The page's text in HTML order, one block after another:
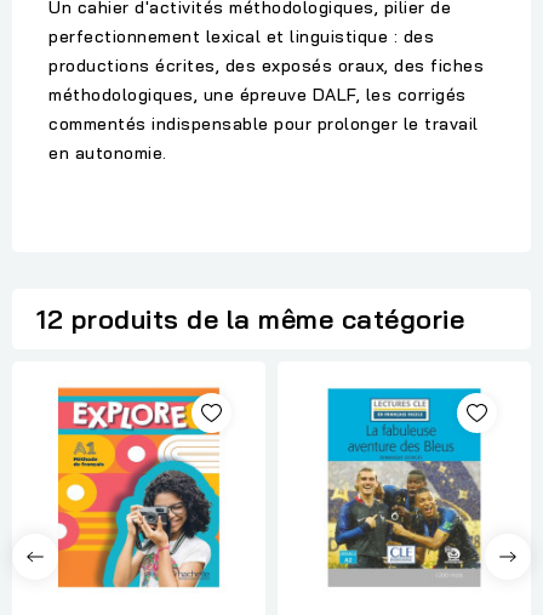
Un cahier d'activités méthodologiques, pilier de
perfectionnement lexical et linguistique : des
productions écrites, des exposés oraux, des fiches
méthodologiques, une épreuve DALF, les corrigés
commentés indispensable pour prolonger le travail
en autonomie.
12 produits de la même catégorie